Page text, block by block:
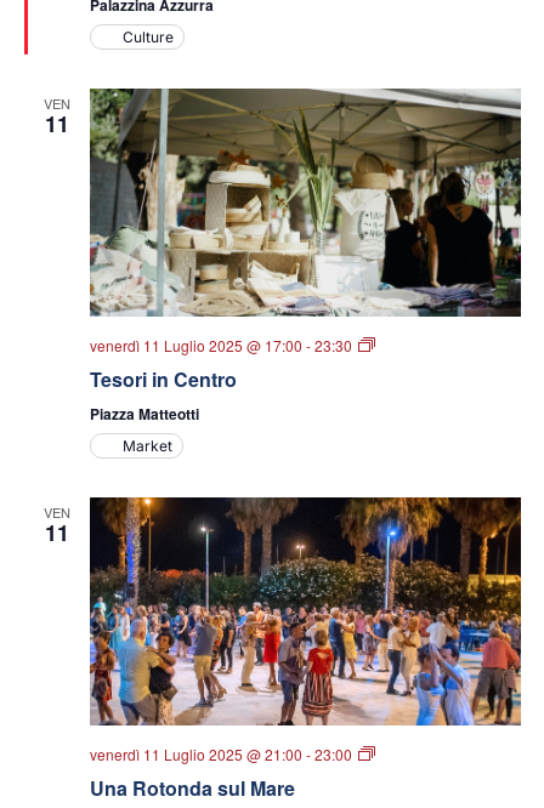
Palazzina Azzurra
Culture
VEN
11
venerdì 11 Luglio 2025 @ 17:00 -23:30
Tesori
Tesori in Centro
Piazza Matteotti
Market
VEN
11
venerdì 11 Luglio 2025 @ 21:00 -23:00
Una
Una Rotonda sul Mare